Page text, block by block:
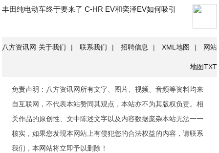
丰田纯电动车终于要来了 C-HR EV和奕泽EV如何吸引
八方资讯网 关于我们 | 联系我们 | 招聘信息 | XML地图 | 网站
地图TXT
免责声明：八方资讯网所有文字、图片、视频、音频等资料均来
自互联网，不代表本站赞同其观点，本站亦不为其版权负责。相
关作品的原创性、文中陈述文字以及内容数据庞杂本站无法一一
核实，如果您发现本网站上有侵犯您的合法权益的内容，请联系
我们，本网站将立即予以删除！